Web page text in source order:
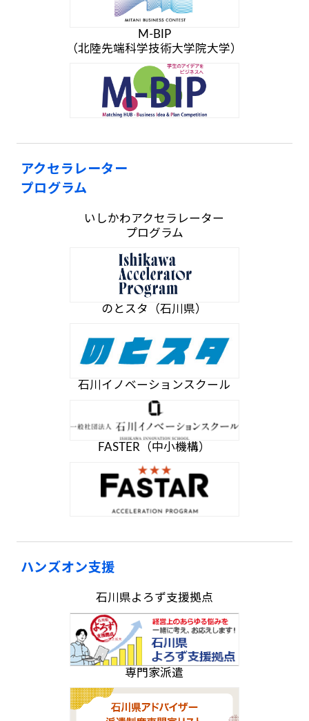
M-BIP
（北陸先端科学技術大学院大学）
アクセラレーター
プログラム
いしかわアクセラレーター
プログラム
のとスタ（石川県）
石川イノベーションスクール
FASTER（中小機構）
ハンズオン支援
石川県よろず支援拠点
専門家派遣